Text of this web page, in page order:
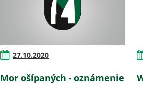
27.10.2020
Mor ošípaných - oznámenie